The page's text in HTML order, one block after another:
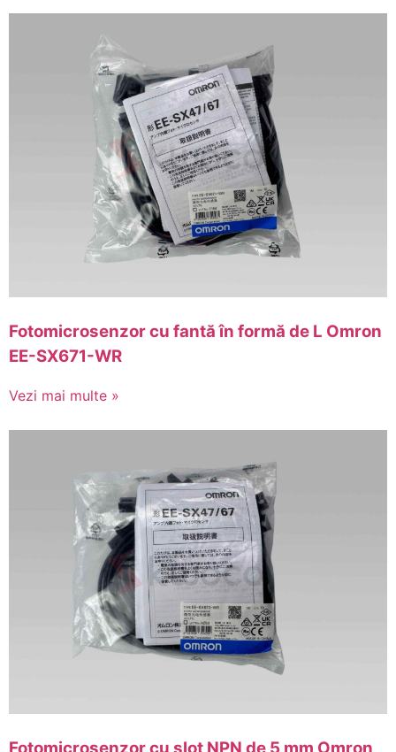
Fotomicrosenzor cu fantă în formă de L Omron
EE-SX671-WR
Vezi mai multe »